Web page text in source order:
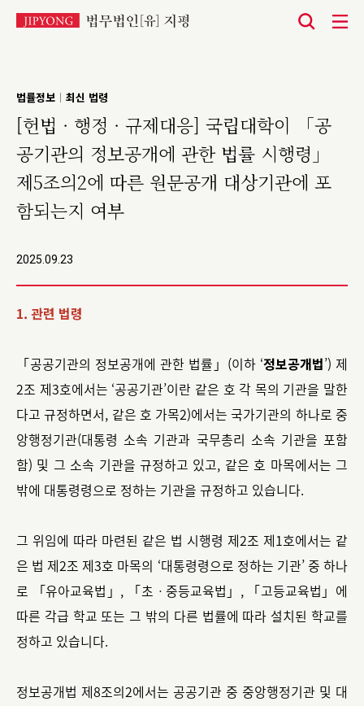
법률정보 | 최신 법령
[헌법 · 행정 · 규제대응] 국립대학이 「공
공기관의 정보공개에 관한 법률 시행령」
제5조의2에 따른 원문공개 대상기관에 포
함되는지 여부
2025.09.23
1. 관련 법령
「공공기관의 정보공개에 관한 법률」(이하 ‘정보공개법’) 제
2조 제3호에서는 ‘공공기관’이란 같은 호 각 목의 기관을 말한
다고 규정하면서, 같은 호 가목2)에서는 국가기관의 하나로 중
앙행정기관(대통령 소속 기관과 국무총리 소속 기관을 포함
함) 및 그 소속 기관을 규정하고 있고, 같은 호 마목에서는 그
밖에 대통령령으로 정하는 기관을 규정하고 있습니다.
그 위임에 따라 마련된 같은 법 시행령 제2조 제1호에서는 같
은 법 제2조 제3호 마목의 ‘대통령령으로 정하는 기관’ 중 하나
로 「유아교육법」, 「초ㆍ중등교육법」, 「고등교육법」에
따른 각급 학교 또는 그 밖의 다른 법률에 따라 설치된 학교를
정하고 있습니다.
정보공개법 제8조의2에서는 공공기관 중 중앙행정기관 및 대